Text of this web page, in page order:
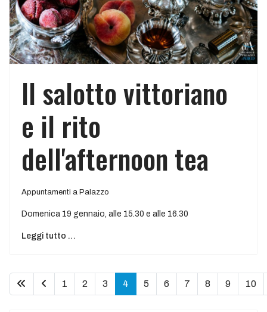
Il salotto vittoriano
e il rito
dell'afternoon tea
Appuntamenti a Palazzo
Domenica 19 gennaio, alle 15.30 e alle 16.30
Leggi tutto …
1 2 3 4 5 6 7 8 9 10